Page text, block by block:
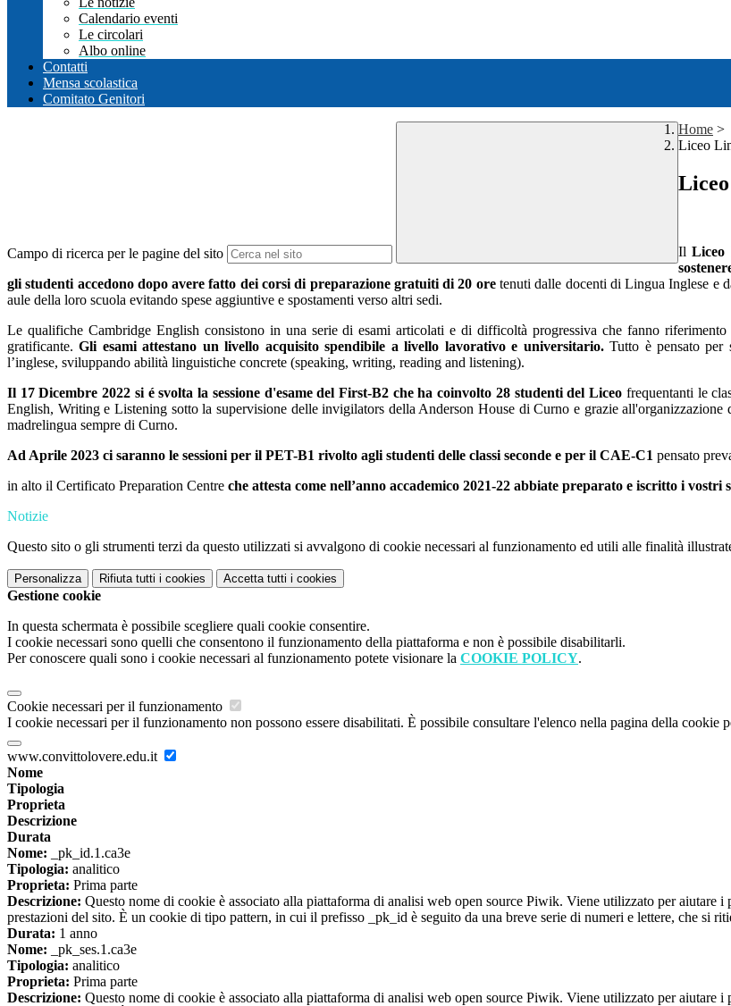
Calendario eventi
Le circolari
Albo online
Contatti
Mensa scolastica
Comitato Genitori
Campo di ricerca per le pagine del sito
Home >
Liceo
Il Liceo
gli studenti accedono dopo avere fatto dei corsi di preparazione gratuiti di 20 ore tenuti dalle docenti di Lingua Inglese e
aule della loro scuola evitando spese aggiuntive e spostamenti verso altri sedi.
Le qualifiche Cambridge English consistono in una serie di esami articolati e di difficoltà progressiva che fanno
gratificante.Gli esami attestano un livello acquisito spendibile a livello lavorativo e universitario. Tutto è pensato
l’inglese, sviluppando abilità linguistiche concrete (speaking, writing, reading and listening).
Il 17 Dicembre 2022 si é svolta la sessione d'esame del First-B2 che ha coinvolto 28 studenti del Liceo frequentanti le
English, Writing e Listening sotto la supervisione delle invigilators della Anderson House di Curno e grazie
madrelingua sempre di Curno.
Ad Aprile 2023 ci saranno le sessioni per il PET-B1 rivolto agli studenti delle classi seconde e per il CAE-C1 pensato
in alto il Certificato Preparation Centre che attesta come nell’anno accademico 2021-22 abbiate preparato e iscritto i
Notizie
Questo sito o gli strumenti terzi da questo utilizzati si avvalgono di cookie necessari al funzionamento ed utili alle finalità
Personalizza Rifiuta tutti i cookies Accetta tutti i cookies
Gestione cookie
In questa schermata è possibile scegliere quali cookie consentire.
I cookie necessari sono quelli che consentono il funzionamento della piattaforma e non è possibile disabilitarli.
Per conoscere quali sono i cookie necessari al funzionamento potete visionare la COOKIE POLICY.
Cookie necessari per il funzionamento
I cookie necessari per il funzionamento non possono essere disabilitati. È possibile consultare l'elenco nella pagina della cookie
www.convittolovere.edu.it
Nome
Tipologia
Proprieta
Descrizione
Durata
Nome: _pk_id.1.ca3e
Tipologia: analitico
Proprieta: Prima parte
Descrizione: Questo nome di cookie è associato alla piattaforma di analisi web open source Piwik. Viene utilizzato per
prestazioni del sito. È un cookie di tipo pattern, in cui il prefisso _pk_id è seguito da una breve serie di numeri e lettere, che si
Durata: 1 anno
Nome: _pk_ses.1.ca3e
Tipologia: analitico
Proprieta: Prima parte
Descrizione: Questo nome di cookie è associato alla piattaforma di analisi web open source Piwik. Viene utilizzato per